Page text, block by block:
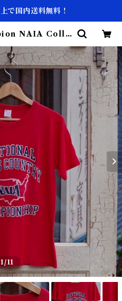
で国内送料無料！
NAIA Colle
オン プリント Tシ
屋 仙台 biscco
通販】
1/11